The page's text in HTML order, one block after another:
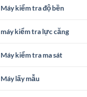
Máy kiểm tra độ bền
máy kiểm tra lực căng
Máy kiểm tra ma sát
Máy lấy mẫu